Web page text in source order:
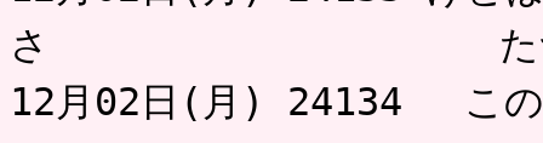
さ たつ
12月02日(月) 24134 この